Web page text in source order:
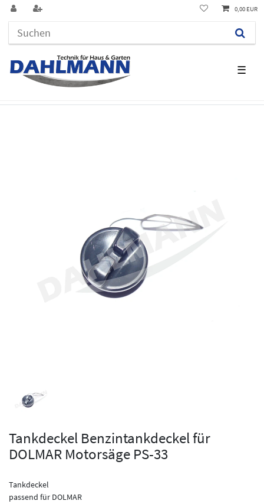
☰
0,00 EUR
Tankdeckel Benzintankdeckel für
DOLMAR Motorsäge PS-33
Tankdeckel
passend für DOLMAR